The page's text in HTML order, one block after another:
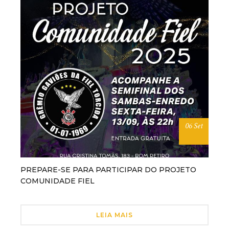
06 Set
PREPARE-SE PARA PARTICIPAR DO PROJETO
COMUNIDADE FIEL
LEIA MAIS